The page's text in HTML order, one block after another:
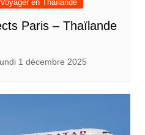
Voyager en Thaïlande
Paris – Thaïlande
1 décembre 2025